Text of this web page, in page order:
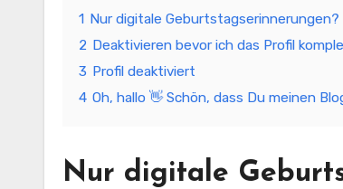
1 Nur digitale Geburtstagserinnerungen?
2 Deaktivieren bevor ich das Profil
3 Profil deaktiviert
4 Oh, hallo 👋 Schön, dass Du meinen
Nur digitale